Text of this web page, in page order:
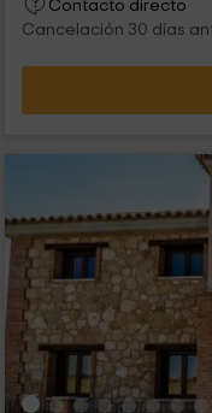
Contacto directo
Cancelación 30 días